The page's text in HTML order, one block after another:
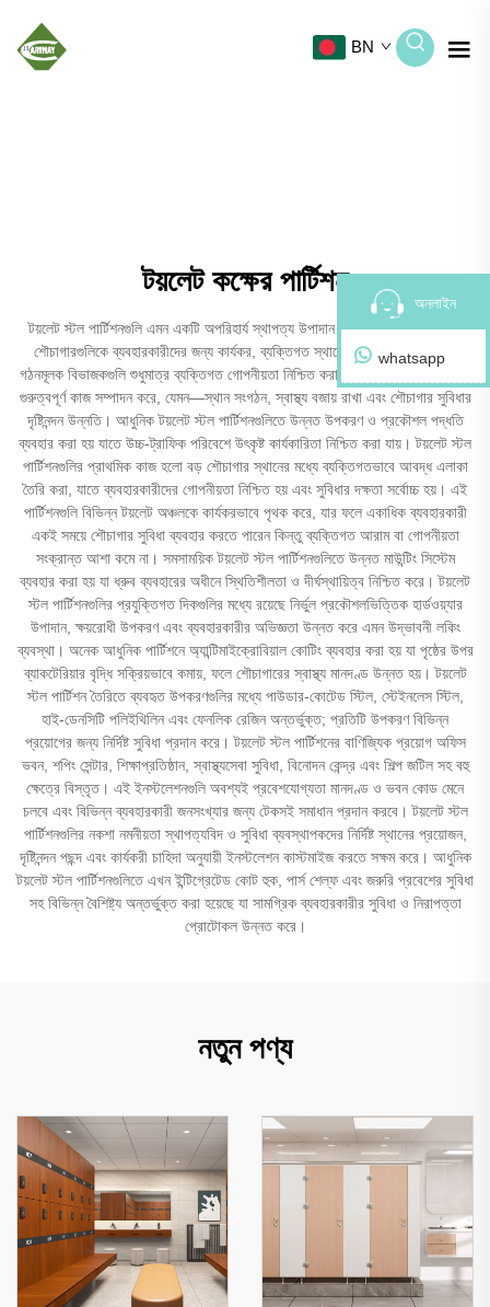
BN
টয়লেট কক্ষের পার্টিশন
টয়লেট স্টল পার্টিশনগুলি এমন একটি অপরিহার্য স্থাপত্য উপাদান যা সার্বজনিক ও বাণিজ্যিক
শৌচাগারগুলিকে ব্যবহারকারীদের জন্য কার্যকর, ব্যক্তিগত স্থানে রূপান্তরিত করে। এই
গঠনমূলক বিভাজকগুলি শুধুমাত্র ব্যক্তিগত গোপনীয়তা নিশ্চিত করার বাইরেও আরও অনেকগুলি
গুরুত্বপূর্ণ কাজ সম্পাদন করে, যেমন—স্থান সংগঠন, স্বাস্থ্য বজায় রাখা এবং শৌচাগার সুবিধার
দৃষ্টিনন্দন উন্নতি। আধুনিক টয়লেট স্টল পার্টিশনগুলিতে উন্নত উপকরণ ও প্রকৌশল পদ্ধতি
ব্যবহার করা হয় যাতে উচ্চ-ট্রাফিক পরিবেশে উৎকৃষ্ট কার্যকারিতা নিশ্চিত করা যায়। টয়লেট স্টল
পার্টিশনগুলির প্রাথমিক কাজ হলো বড় শৌচাগার স্থানের মধ্যে ব্যক্তিগতভাবে আবদ্ধ এলাকা
তৈরি করা, যাতে ব্যবহারকারীদের গোপনীয়তা নিশ্চিত হয় এবং সুবিধার দক্ষতা সর্বোচ্চ হয়। এই
পার্টিশনগুলি বিভিন্ন টয়লেট অঞ্চলকে কার্যকরভাবে পৃথক করে, যার ফলে একাধিক ব্যবহারকারী
একই সময়ে শৌচাগার সুবিধা ব্যবহার করতে পারেন কিন্তু ব্যক্তিগত আরাম বা গোপনীয়তা
সংক্রান্ত আশা কমে না। সমসাময়িক টয়লেট স্টল পার্টিশনগুলিতে উন্নত মাউন্টিং সিস্টেম
ব্যবহার করা হয় যা ধ্রুব ব্যবহারের অধীনে স্থিতিশীলতা ও দীর্ঘস্থায়িত্ব নিশ্চিত করে। টয়লেট
স্টল পার্টিশনগুলির প্রযুক্তিগত দিকগুলির মধ্যে রয়েছে নির্ভুল প্রকৌশলভিত্তিক হার্ডওয়্যার
উপাদান, ক্ষয়রোধী উপকরণ এবং ব্যবহারকারীর অভিজ্ঞতা উন্নত করে এমন উদ্ভাবনী লকিং
ব্যবস্থা। অনেক আধুনিক পার্টিশনে অ্যান্টিমাইক্রোবিয়াল কোটিং ব্যবহার করা হয় যা পৃষ্ঠের উপর
ব্যাকটেরিয়ার বৃদ্ধি সক্রিয়ভাবে কমায়, ফলে শৌচাগারের স্বাস্থ্য মানদণ্ড উন্নত হয়। টয়লেট
স্টল পার্টিশন তৈরিতে ব্যবহৃত উপকরণগুলির মধ্যে পাউডার-কোটেড স্টিল, স্টেইনলেস স্টিল,
হাই-ডেনসিটি পলিইথিলিন এবং ফেনলিক রেজিন অন্তর্ভুক্ত; প্রতিটি উপকরণ বিভিন্ন
প্রয়োগের জন্য নির্দিষ্ট সুবিধা প্রদান করে। টয়লেট স্টল পার্টিশনের বাণিজ্যিক প্রয়োগ অফিস
ভবন, শপিং সেন্টার, শিক্ষাপ্রতিষ্ঠান, স্বাস্থ্যসেবা সুবিধা, বিনোদন কেন্দ্র এবং শিল্প জটিল সহ বহু
ক্ষেত্রে বিস্তৃত। এই ইনস্টলেশনগুলি অবশ্যই প্রবেশযোগ্যতা মানদণ্ড ও ভবন কোড মেনে
চলবে এবং বিভিন্ন ব্যবহারকারী জনসংখ্যার জন্য টেকসই সমাধান প্রদান করবে। টয়লেট স্টল
পার্টিশনগুলির নকশা নমনীয়তা স্থাপত্যবিদ ও সুবিধা ব্যবস্থাপকদের নির্দিষ্ট স্থানের প্রয়োজন,
দৃষ্টিনন্দন পছন্দ এবং কার্যকরী চাহিদা অনুযায়ী ইনস্টলেশন কাস্টমাইজ করতে সক্ষম করে। আধুনিক
টয়লেট স্টল পার্টিশনগুলিতে এখন ইন্টিগ্রেটেড কোট হুক, পার্স শেল্ফ এবং জরুরি প্রবেশের সুবিধা
সহ বিভিন্ন বৈশিষ্ট্য অন্তর্ভুক্ত করা হয়েছে যা সামগ্রিক ব্যবহারকারীর সুবিধা ও নিরাপত্তা
প্রোটোকল উন্নত করে।
নতুন পণ্য
অনলাইন
whatsapp